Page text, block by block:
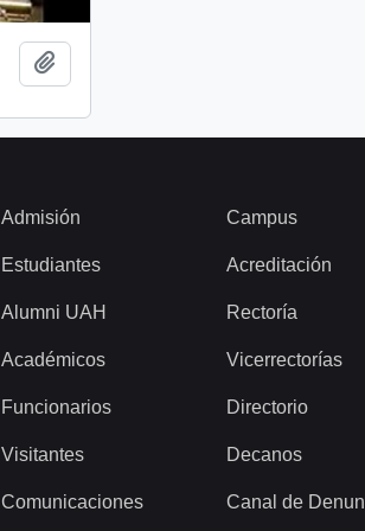
Admisión
Estudiantes
Alumni UAH
Académicos
Funcionarios
Visitantes
Comunicaciones
Campus
Acreditación
Rectoría
Vicerrectorías
Directorio
Decanos
Canal de